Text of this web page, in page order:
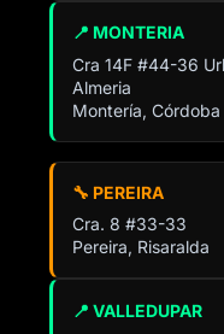
📍 MONTERIA
Cra 14F #44-36
Almeria
Montería, Córdoba
📍 VALLEDUPAR
🔧 PEREIRA
Cra. 8 #33-33
Pereira, Risaralda